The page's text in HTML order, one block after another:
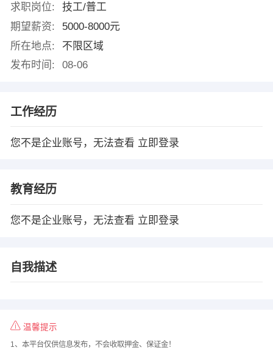
求职岗位:
技工/普工
期望薪资:
5000-8000元
所在地点:
不限区域
发布时间:
08-06
工作经历
您不是企业账号，无法查看 立即登录
教育经历
您不是企业账号，无法查看 立即登录
自我描述
温馨提示
1、本平台仅供信息发布，不会收取押金、保证金！